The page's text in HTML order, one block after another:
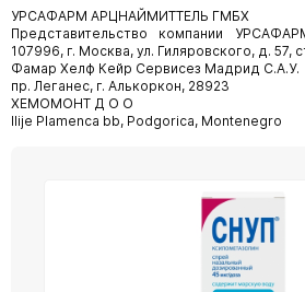
УРСАФАРМ АРЦНАЙМИТТЕЛЬ ГМБХ
Представительство компании
107996, г. Москва, ул. Гиляровского, д. 57,
Фамар Хелф Кейр Сервисез Мадрид С.А.У.
пр. Леганес, г. Алькоркон, 28923
ХЕМОМОНТ Д О О
Ilije Plamenca bb, Podgorica, Montenegro